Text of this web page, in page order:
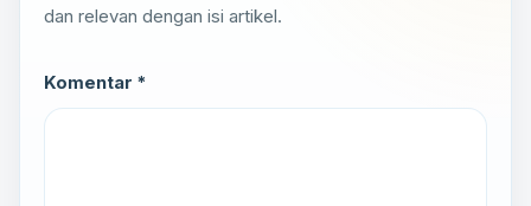
dan relevan dengan isi artikel.
Komentar *